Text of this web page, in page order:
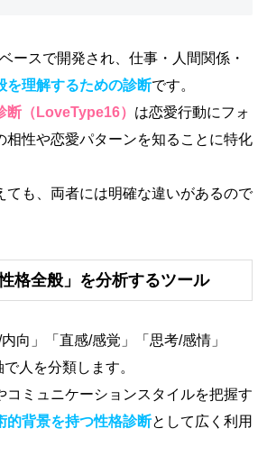
ースで開発され、仕事・人間関係・
を理解するための診断です。
断（LoveType16） は恋愛行動にフォ
相性や恋愛パターンを知ることに特化
ても、両者には明確な違いがあるので
格全般」を分析するツール
向」「直感/感覚」「思考/感情」
人を分類します。
コミュニケーションスタイルを把握す
的背景を持つ性格診断として広く利用